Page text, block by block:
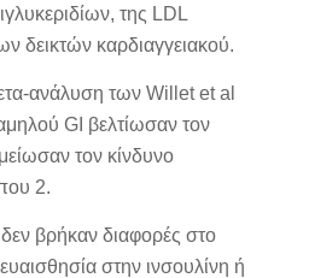
της LDL
δεικτών καρδιαγγειακού.
ανάλυση των Willet et al
GI βελτίωσαν τον
τον κίνδυνο
2.
βρήκαν διαφορές στο
στην ινσουλίνη ή